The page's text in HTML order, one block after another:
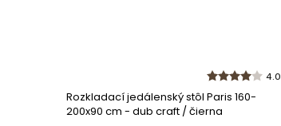
4.0
Rozkladací jedálenský stôl Paris 160-
200x90 cm - dub craft / čierna